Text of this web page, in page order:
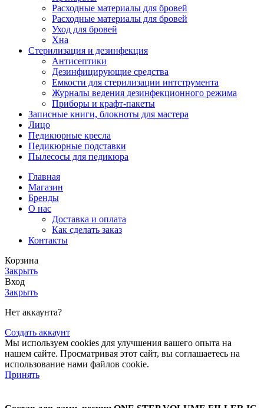
Расходные материалы для бровей
Расходные материалы для бровей
Уход для бровей
Хна
Стерилизация и дезинфекция
Антисептики
Дезинфицирующие средства
Емкости для стерилизации интструмента
Журналы ведения дезинфекционного режима
Приборы и крафт-пакеты
Записные книги, блокноты для мастера
Лицо
Педикюрные кресла
Педикюрные подставки
Пылесосы для педикюра
Главная
Магазин
Бренды
О нас
Доставка и оплата
Как сделать заказ
Контакты
Корзина
Закрыть
Вход
Закрыть
Нет аккаунта?
Создать аккаунт
Мы используем cookies для улучшения вашего опыта на
нашем сайте. Просматривая этот сайт, вы соглашаетесь на
использование нами файлов cookie.
Принять